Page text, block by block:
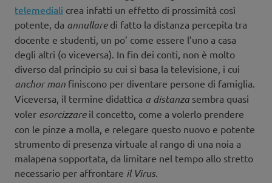
telemediali crea infatti un effetto di prossimità così
potente, da annullaredi fatto la distanza percepita tra
docente e studenti, un po’ come essere l’uno a casa
degli altri (o viceversa). In fin dei conti, non è molto
diverso dal principio su cui si basa la televisione, i cui
anchor man finiscono per diventare persone di famiglia.
Viceversa, il termine didattica a distanza sembra quasi
voler esorcizzareil concetto, come a volerlo prendere
con le pinze a molla, e relegare questo nuovo e potente
strumento di presenza virtuale al rango di una noia a
malapena sopportata, da limitare nel tempo allo stretto
necessario per affrontare il Virus.